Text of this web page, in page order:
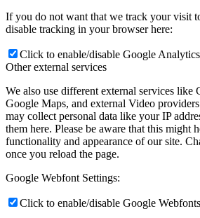
If you do not want that we track your visit
disable tracking in your browser here:
Click to enable/disable Google
Other external services
We also use different external services like
Google Maps, and external Video
may collect personal data like your IP
them here. Please be aware that this might
functionality and appearance of our site.
once you reload the page.
Google Webfont Settings:
Click to enable/disable Google